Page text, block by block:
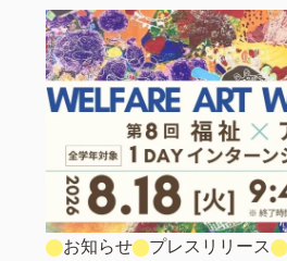
お知らせ プレスリリース